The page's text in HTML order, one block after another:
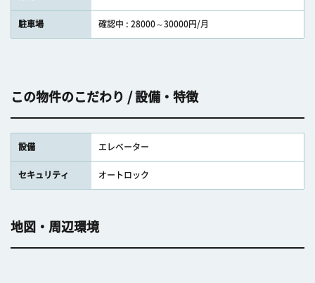
駐車場 確認中 : 28000～30000円/月
この物件のこだわり / 設備・特徴
設備 エレベーター
セキュリティ オートロック
地図・周辺環境